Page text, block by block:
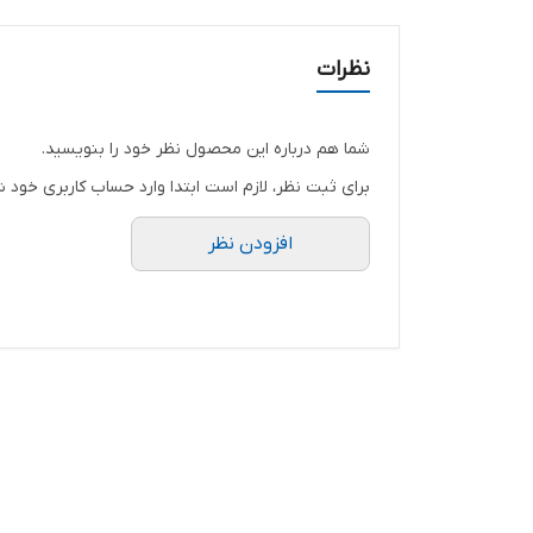
نظرات
شما هم درباره این محصول نظر خود را بنویسید.
برای ثبت نظر، لازم است ابتدا وارد حساب کاربری خود
افزودن نظر